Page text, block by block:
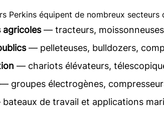
Perkins équipent de nombreux secteurs
agricoles— tracteurs,
— pelleteuses, bulldozers,
— chariots élévateurs,
groupes électrogènes,
de travail et applications